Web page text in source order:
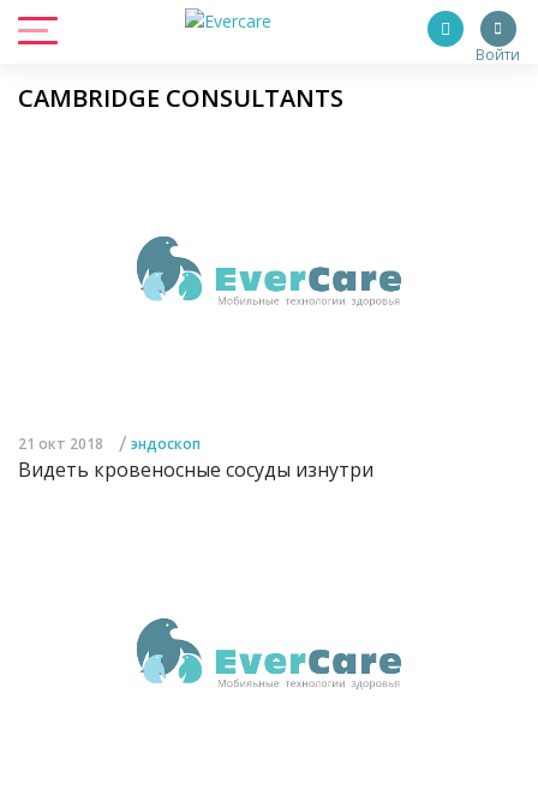
Войти
CAMBRIDGE CONSULTANTS
21 окт 2018 / эндоскоп
Видеть кровеносные сосуды изнутри